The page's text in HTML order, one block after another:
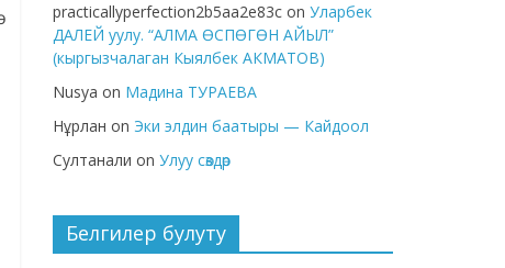
practicallyperfection2b5aa2e83c on Уларбек
ДАЛЕЙ уулу. “АЛМА ӨСПӨГӨН АЙЫЛ”
(кыргызчалаган Кыялбек АКМАТОВ)
Nusya on Мадина ТУРАЕВА
Нұрлан on Эки элдин баатыры — Кайдоол
Султанали on Улуу сөздөр
Белгилер булуту